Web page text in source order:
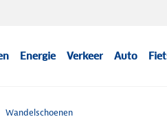
Energie Verkeer Auto
Wandelschoenen